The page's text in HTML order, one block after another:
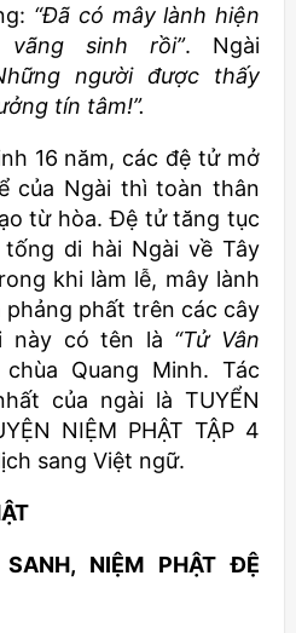
“Đã có mây lành hiện
sinh rồi”. Ngài
người được thấy
tín tâm!”.
16 năm, các đệ tử mở
của Ngài thì toàn thân
từ hòa. Đệ tử tăng tục
di hài Ngài về Tây
khi làm lễ, mây lành
phất trên các cây
này có tên là “Tử Vân
Quang Minh. Tác
của ngài là TUYỂN
NIỆM PHẬT TẬP 4
sang Việt ngữ.
NIỆM PHẬT ĐỆ